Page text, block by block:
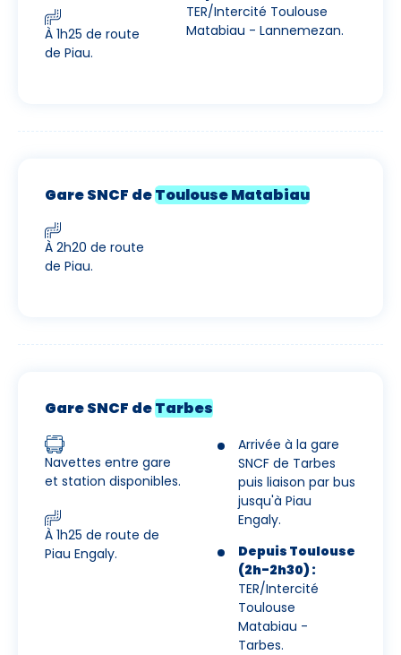
À 1h25 de route
de Piau.
TER/Intercité Toulouse
Matabiau - Lannemezan.
Gare SNCF deToulouse Matabiau
À 2h20 de route
de Piau.
Gare SNCF deTarbes
Navettes entre gare
et station disponibles.
À 1h25 de route de
Piau Engaly.
Arrivée à la gare
SNCF de Tarbes
puis liaison par bus
jusqu'à Piau
Engaly.
Depuis Toulouse
(2h-2h30) :
TER/Intercité
Toulouse
Matabiau -
Tarbes.